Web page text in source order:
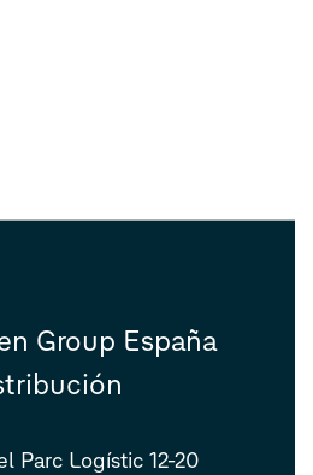
Group España
Parc Logístic 12-20